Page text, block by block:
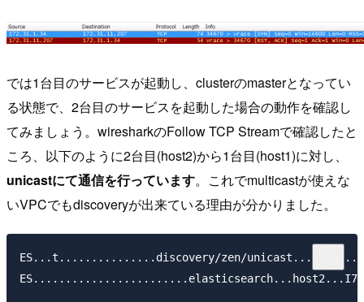
では1台目のサービスが起動し、clusterのmasterとなってい
る状態で、2台目のサービスを起動した場合の動作を確認し
てみましょう。wiresharkのFollow TCP Streamで確認したと
ころ、以下のように2台目(host2)から1台目(host1)に対し、
unicastにて通信を行っています。これでmulticastが使えな
いVPCでもdiscoveryが出来ている理由が分かりました。
ES...t...............discovery/zen/